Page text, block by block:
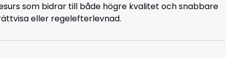
som bidrar till både högre kvalitet och snabbare
eller regelefterlevnad.